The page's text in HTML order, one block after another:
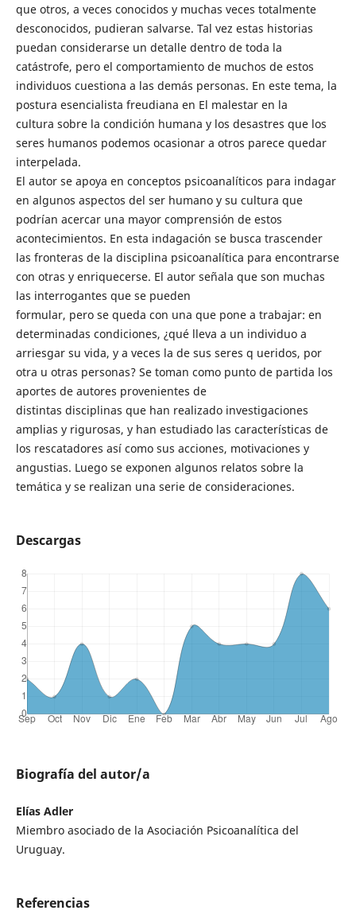
que otros, a veces conocidos y muchas veces totalmente
desconocidos, pudieran salvarse. Tal vez estas historias
puedan considerarse un detalle dentro de toda la
catástrofe, pero el comportamiento de muchos de estos
individuos cuestiona a las demás personas. En este tema, la
postura esencialista freudiana en El malestar en la
cultura sobre la condición humana y los desastres que los
seres humanos podemos ocasionar a otros parece quedar
interpelada.
El autor se apoya en conceptos psicoanalíticos para indagar
en algunos aspectos del ser humano y su cultura que
podrían acercar una mayor comprensión de estos
acontecimientos. En esta indagación se busca trascender
las fronteras de la disciplina psicoanalítica para encontrarse
con otras y enriquecerse. El autor señala que son muchas
las interrogantes que se pueden
formular, pero se queda con una que pone a trabajar: en
determinadas condiciones, ¿qué lleva a un individuo a
arriesgar su vida, y a veces la de sus seres q ueridos, por
otra u otras personas? Se toman como punto de partida los
aportes de autores provenientes de
distintas disciplinas que han realizado investigaciones
amplias y rigurosas, y han estudiado las características de
los rescatadores así como sus acciones, motivaciones y
angustias. Luego se exponen algunos relatos sobre la
temática y se realizan una serie de consideraciones.
Descargas
Biografía del autor/a
Elías Adler
Miembro asociado de la Asociación Psicoanalítica del
Uruguay.
Referencias